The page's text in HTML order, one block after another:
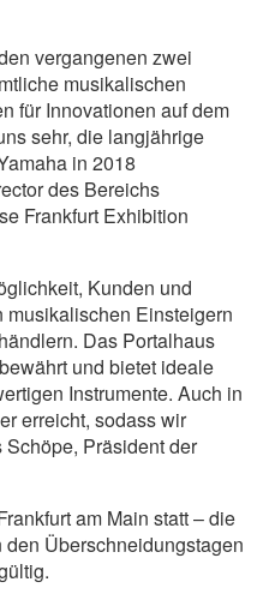
vergangenen zwei
musikalischen
für Innovationen auf dem
sehr, die langjährige
in 2018
des Bereichs
Frankfurt Exhibition
Kunden und
Einsteigern
Das Portalhaus
und bietet ideale
Instrumente. Auch in
erreicht, sodass wir
Schöpe, Präsident der
am Main statt – die
Überschneidungstagen